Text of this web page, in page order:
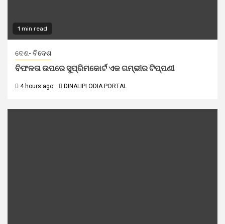
1 min read
ଦେଶ- ବିଦେଶ
ବିଫଳତା ଉପରେ ସୁପ୍ରିମକୋର୍ଟ ଏକ ଗମ୍ଭୀର ଟିପ୍ପଣୀ
4 hours ago DINALIPI ODIA PORTAL